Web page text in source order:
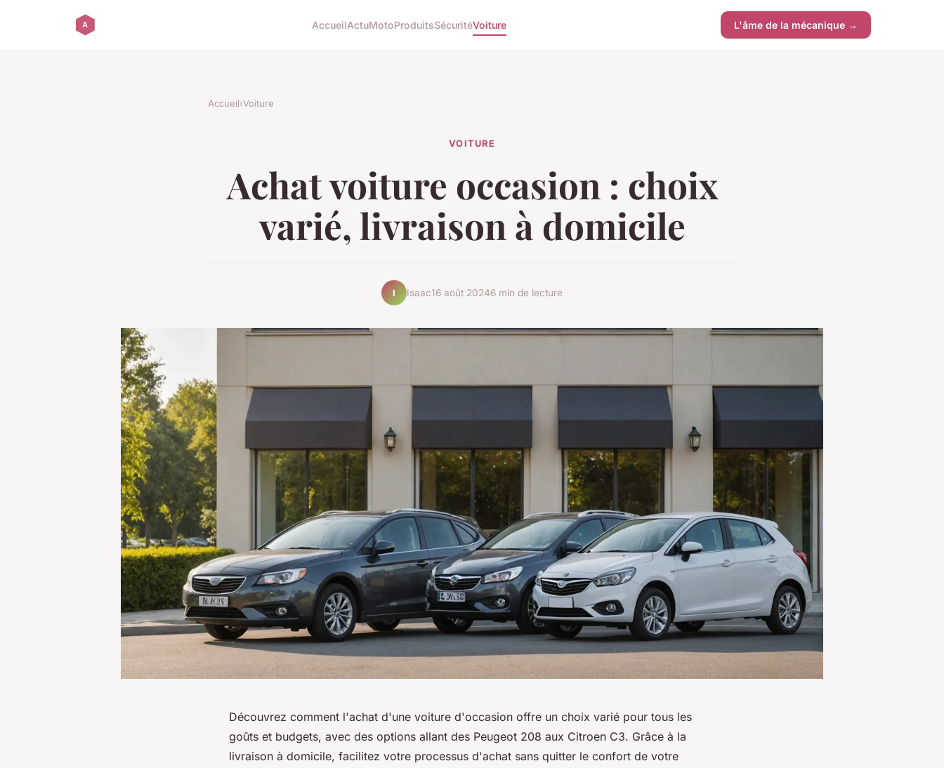
AccueilActuMotoProduitsSécuritéVoiture L'âme de la mécanique →
Accueil›Voiture
VOITURE
Achat voiture occasion : choix
varié, livraison à domicile
I Isaac16 août 20246 min de lecture
Découvrez comment l'achat d'une voiture d'occasion offre un choix varié pour tous les
goûts et budgets, avec des options allant des Peugeot 208 aux Citroen C3. Grâce à la
livraison à domicile, facilitez votre processus d'achat sans quitter le confort de votre